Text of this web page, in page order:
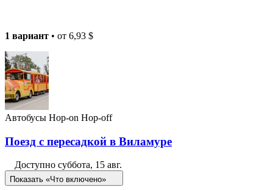
1 вариант • от 6,93 $
Автобусы Hop-on Hop-off
Поезд с пересадкой в Виламуре
Доступно суббота, 15 авг.
Показать «Что включено»